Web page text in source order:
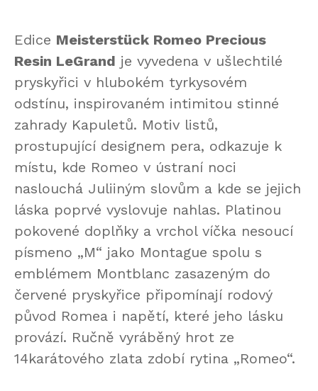
Edice Meisterstück Romeo Precious
Resin LeGrand je vyvedena v ušlechtilé
pryskyřici v hlubokém tyrkysovém
odstínu, inspirovaném intimitou stinné
zahrady Kapuletů. Motiv listů,
prostupující designem pera, odkazuje k
místu, kde Romeo v ústraní noci
naslouchá Juliiným slovům a kde se jejich
láska poprvé vyslovuje nahlas. Platinou
pokovené doplňky a vrchol víčka nesoucí
písmeno „M“ jako Montague spolu s
emblémem Montblanc zasazeným do
červené pryskyřice připomínají rodový
původ Romea i napětí, které jeho lásku
provází. Ručně vyráběný hrot ze
14karátového zlata zdobí rytina „Romeo“.